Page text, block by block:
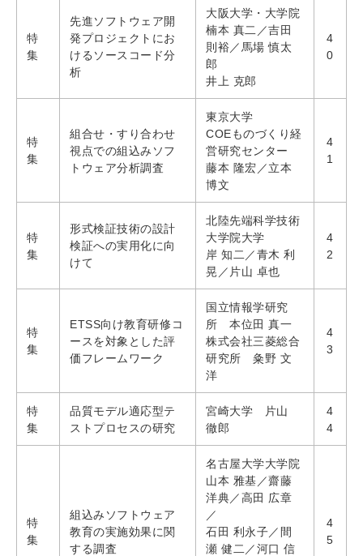
特
集
先進ソフトウェア開
発プロジェクトにお
けるソースコード分
析
大阪大学・大学院
楠本 真二／吉田
則裕／馬場 慎太
郎
井上 克郎
4
0
特
集
組合せ・すり合わせ
視点での組込みソフ
トウェア分析調査
東京大学
COEものづくり経
営研究センター
藤本 隆宏／立本
博文
4
1
特
集
形式検証技術の設計
検証への実用化に向
けて
北陸先端科学技術
大学院大学
岸 知二／青木 利
晃／片山 卓也
4
2
特
集
ETSS向け教育研修コ
ースを対象とした評
価フレームワーク
国立情報学研究
所 本位田 真一
株式会社三菱総合
研究所 粂野 文
洋
4
3
特
集
品質モデル適応型テ
ストプロセスの研究
宮崎大学 片山
徹郎
4
4
特
集
組込みソフトウェア
教育の実施効果に関
する調査
名古屋大学大学院
山本 雅基／齋藤
洋典／高田 広章
／
石田 利永子／間
瀬 健二／河口 信
4
5